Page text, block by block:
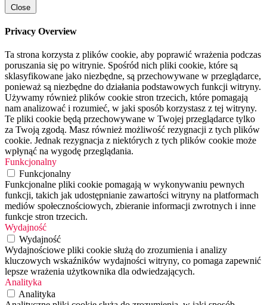
Close
Privacy Overview
Ta strona korzysta z plików cookie, aby poprawić wrażenia podczas
poruszania się po witrynie. Spośród nich pliki cookie, które są
sklasyfikowane jako niezbędne, są przechowywane w przeglądarce,
ponieważ są niezbędne do działania podstawowych funkcji witryny.
Używamy również plików cookie stron trzecich, które pomagają
nam analizować i rozumieć, w jaki sposób korzystasz z tej witryny.
Te pliki cookie będą przechowywane w Twojej przeglądarce tylko
za Twoją zgodą. Masz również możliwość rezygnacji z tych plików
cookie. Jednak rezygnacja z niektórych z tych plików cookie może
wpłynąć na wygodę przeglądania.
Funkcjonalny
Funkcjonalny
Funkcjonalne pliki cookie pomagają w wykonywaniu pewnych
funkcji, takich jak udostępnianie zawartości witryny na platformach
mediów społecznościowych, zbieranie informacji zwrotnych i inne
funkcje stron trzecich.
Wydajność
Wydajność
Wydajnościowe pliki cookie służą do zrozumienia i analizy
kluczowych wskaźników wydajności witryny, co pomaga zapewnić
lepsze wrażenia użytkownika dla odwiedzających.
Analityka
Analityka